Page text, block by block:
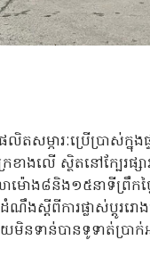
លិតសម្ភារៈប្រើប្រាស់ក្នុ
ើ ស្ថិតនៅក្បែរផ្សារព្
លាម៉ោង៨និង១៥នាទីព្រឹ
ស្ដីពីការផ្លាស់ប្ដូររ
មិនទាន់បានទូទាត់ប្រា